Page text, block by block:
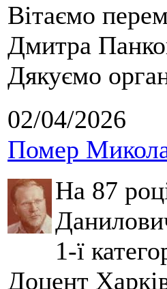
Вітаємо
Дмитра
Дякуємо
02/04/2026
Помер
На 87
1-ї
Доцент